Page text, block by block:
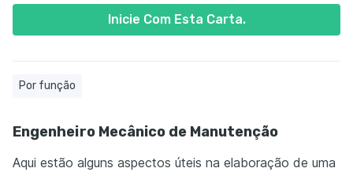
Inicie Com Esta Carta.
Por função
Engenheiro Mecânico de Manutenção
Aqui estão alguns aspectos úteis na elaboração de uma